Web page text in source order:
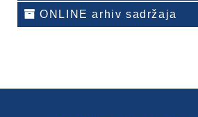
ONLINE arhiv sadržaja